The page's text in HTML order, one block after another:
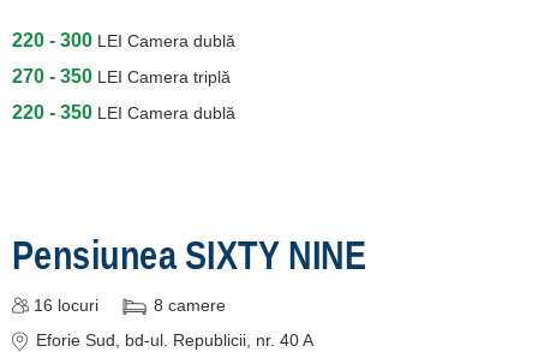
220 - 300 LEI Camera dublă
270 - 350 LEI Camera triplă
220 - 350 LEI Camera dublă
Pensiunea SIXTY NINE
16 locuri 8 camere
Eforie Sud , bd-ul. Republicii, nr. 40 A